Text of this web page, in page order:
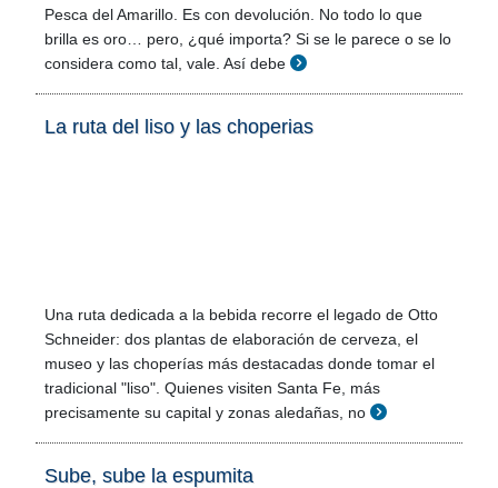
Pesca del Amarillo. Es con devolución. No todo lo que
brilla es oro… pero, ¿qué importa? Si se le parece o se lo
considera como tal, vale. Así debe
La ruta del liso y las choperias
Una ruta dedicada a la bebida recorre el legado de Otto
Schneider: dos plantas de elaboración de cerveza, el
museo y las choperías más destacadas donde tomar el
tradicional "liso". Quienes visiten Santa Fe, más
precisamente su capital y zonas aledañas, no
Sube, sube la espumita